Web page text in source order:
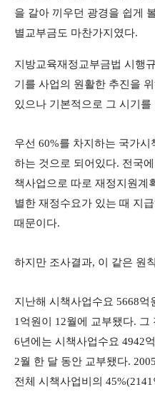
을 갈아 끼우던 광경을 쉽게
별교부금도 마찬가지였다.
지방교육재정교부금법 시행
기를 사업의 원활한 추진을
있으나 기본적으로 그 시기를
우선 60%를 차지하는 국가
하는 것으로 되어있다. 전국
책사업으로 따로 재정지원계
별한 재정수요가 있는 때 지
때문이다.
하지만 조사결과, 이 같은 원
지난해 시책사업수요 5668억
1억원이 12월에 교부됐다. 그
6년에는 시책사업수요 4942
2월 한 달 동안 교부됐다.
전체 시책사업비의